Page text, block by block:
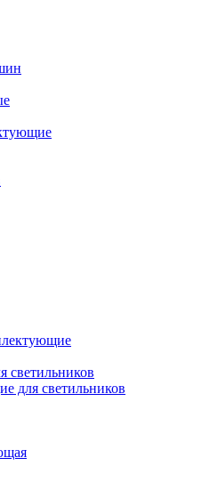
светильников
для светильников